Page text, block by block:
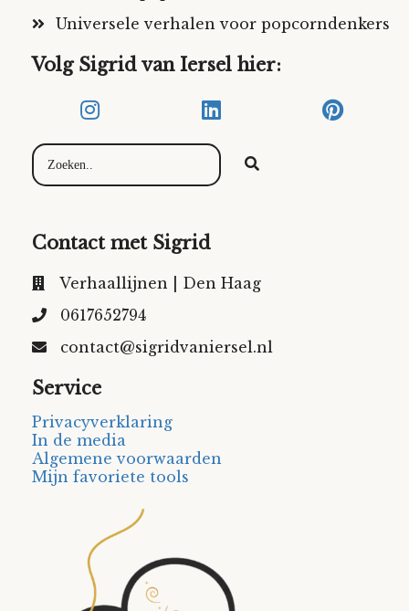
Universele verhalen voor popcorndenkers
Volg Sigrid van Iersel hier:
Contact met Sigrid
Verhaallijnen | Den Haag
0617652794
contact@sigridvaniersel.nl
Service
Privacyverklaring
In de media
Algemene voorwaarden
Mijn favoriete tools